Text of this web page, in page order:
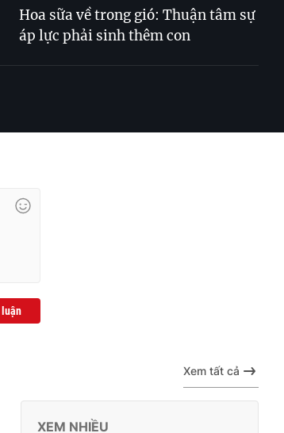
Hoa sữa về trong gió: Thuận tâm sự
áp lực phải sinh thêm con
Xem tất cả
XEM NHIỀU